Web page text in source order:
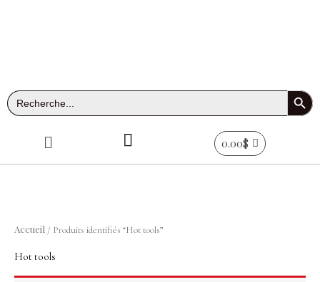
Search
for:
Search Button
Menu 0.00$
Accueil / Produits identifiés “Hot tools”
Hot tools